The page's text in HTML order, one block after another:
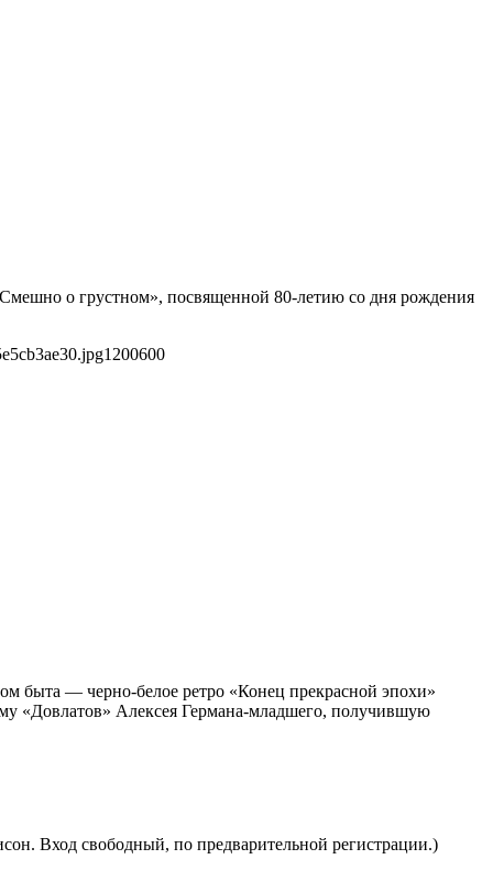
о грустном», посвященной 80-летию со дня рождения
1200600
быта — черно-белое ретро «Конец прекрасной эпохи»
«Довлатов» Алексея Германа-младшего, получившую
Вход свободный, по предварительной регистрации.)